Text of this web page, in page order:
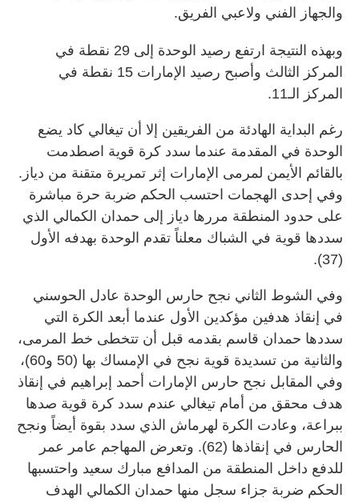
والجهاز الفني ولاعبي الفريق.
وبهذه النتيجة ارتفع رصيد الوحدة إلى 29 نقطة في
المركز الثالث وأصبح رصيد الإمارات 15 نقطة في
المركز الـ11.
رغم البداية الهادئة من الفريقين إلا أن تيغالي كاد يضع
الوحدة في المقدمة عندما سدد كرة قوية اصطدمت
بالقائم الأيمن لمرمى الإمارات إثر تمريرة متقنة من دياز.
وفي إحدى الهجمات احتسب الحكم ضربة حرة مباشرة
على حدود المنطقة مررها دياز إلى حمدان الكمالي الذي
سددها قوية في الشباك معلناً تقدم الوحدة بهدفه الأول
(37).
وفي الشوط الثاني نجح حارس الوحدة عادل الحوسني
في إنقاذ هدفين مؤكدين الأول عندما أبعد الكرة التي
سددها حمدان قاسم بقدمه قبل أن تتخطى خط المرمى،
والثانية من تسديدة قوية نجح في الإمساك بها (50 و60)،
وفي المقابل نجح حارس الإمارات أحمد إبراهيم في إنقاذ
هدف محقق من أمام تيغالي عندم سدد كرة قوية صدها
ببراعة، وعادت الكرة لهرماش الذي سدد بقوة أيضاً ونجح
الحارس في إنقاذها (62). وتعرض المهاجم عامر عمر
للدفع داخل المنطقة من المدافع مبارك سعيد واحتسبها
الحكم ضربة جزاء سجل منها حمدان الكمالي الهدف